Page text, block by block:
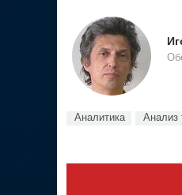
Аналитика Анализ